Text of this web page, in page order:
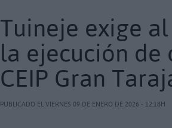
Tuineje exige
la ejecución de
CEIP Gran
PUBLICADO EL VIERNES 09 DE ENERO DE 2026 - 12:18H